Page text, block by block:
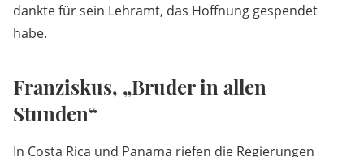
dankte für sein Lehramt, das Hoffnung gespendet
habe.
Franziskus, „Bruder in allen
Stunden“
In Costa Rica und Panama riefen die Regierungen